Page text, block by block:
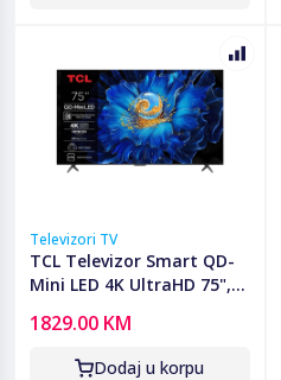
Televizori TV
TCL Televizor Smart QD-
Mini LED 4K UltraHD 75",
1829.00 KM
Dodaj u korpu